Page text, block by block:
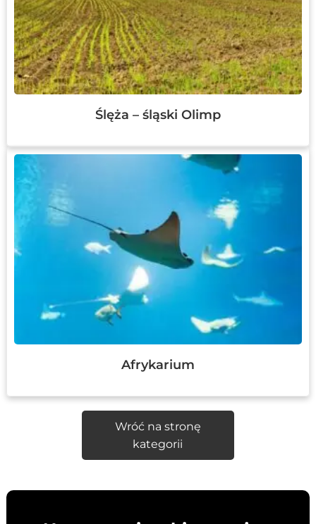
Ślęża – śląski Olimp
Afrykarium
Wróć na stronę
kategorii